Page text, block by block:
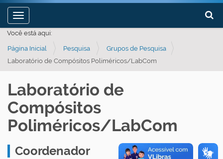
Toggle navigation
Você está aqui:
Página Inicial Pesquisa
Grupos de Pesquisa
Laboratório de Compósitos Poliméricos/LabCom
Laboratório de
Compósitos
Poliméricos/LabCom
Coordenador